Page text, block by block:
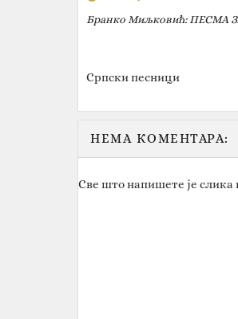
Бранко Миљковић: ПЕСМА
Српски песници
НЕМА КОМЕНТАРА:
Све што напишете је слика